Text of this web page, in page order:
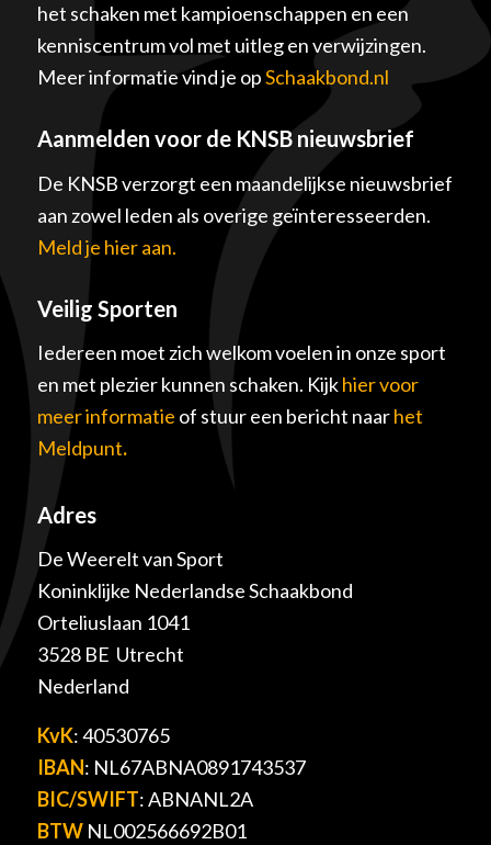
het schaken met kampioenschappen en een
kenniscentrum vol met uitleg en verwijzingen.
Meer informatie vind je opSchaakbond.nl
Aanmelden voor de KNSB nieuwsbrief
De KNSB verzorgt een maandelijkse nieuwsbrief
aan zowel leden als overige geïnteresseerden.
Meld je hier aan.
Veilig Sporten
Iedereen moet zich welkom voelen in onze sport
en met plezier kunnen schaken. Kijkhier voor
meer informatie of stuur een bericht naarhet
Meldpunt.
Adres
De Weerelt van Sport
Koninklijke Nederlandse Schaakbond
Orteliuslaan 1041
3528 BE Utrecht
Nederland
KvK: 40530765
IBAN: NL67ABNA0891743537
BIC/SWIFT: ABNANL2A
BTWNL002566692B01